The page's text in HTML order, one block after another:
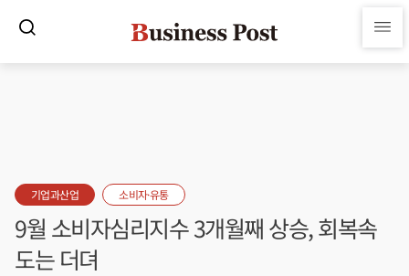
기업과산업 소비자·유통
9월 소비자심리지수 3개월째 상승, 회복속
도는 더뎌